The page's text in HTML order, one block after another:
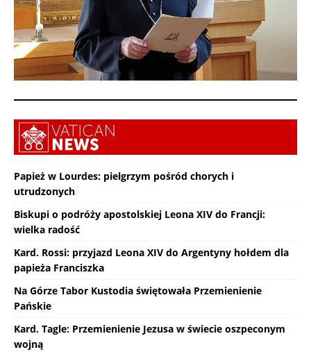
Papież w Lourdes: pielgrzym pośród chorych i
utrudzonych
Biskupi o podróży apostolskiej Leona XIV do Francji:
wielka radość
Kard. Rossi: przyjazd Leona XIV do Argentyny hołdem dla
papieża Franciszka
Na Górze Tabor Kustodia świętowała Przemienienie
Pańskie
Kard. Tagle: Przemienienie Jezusa w świecie oszpeconym
wojną